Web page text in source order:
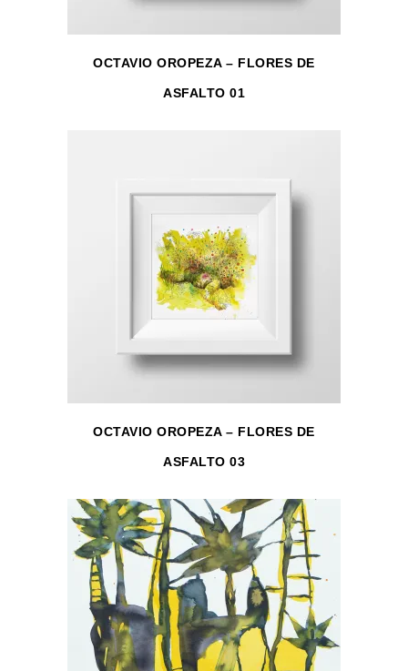
OCTAVIO OROPEZA – FLORES DE
ASFALTO 01
OCTAVIO OROPEZA – FLORES DE
ASFALTO 03